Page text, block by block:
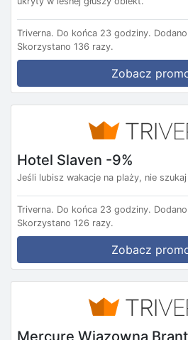
Triverna. Do końca 23 godziny.
Skorzystano 136 razy.
Zobacz
Hotel Slaven -9%
Jeśli lubisz wakacje na plaży, nie
Triverna. Do końca 23 godziny.
Skorzystano 126 razy.
Zobacz
Mercure Wiązowna